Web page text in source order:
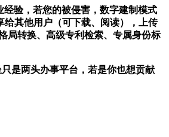
验，若您的被侵害，数字建制模式
其他用户（可下载、阅读），上传
局转换、高级专利检索、专属身份标
是两头办事平台，若是你也想贡献